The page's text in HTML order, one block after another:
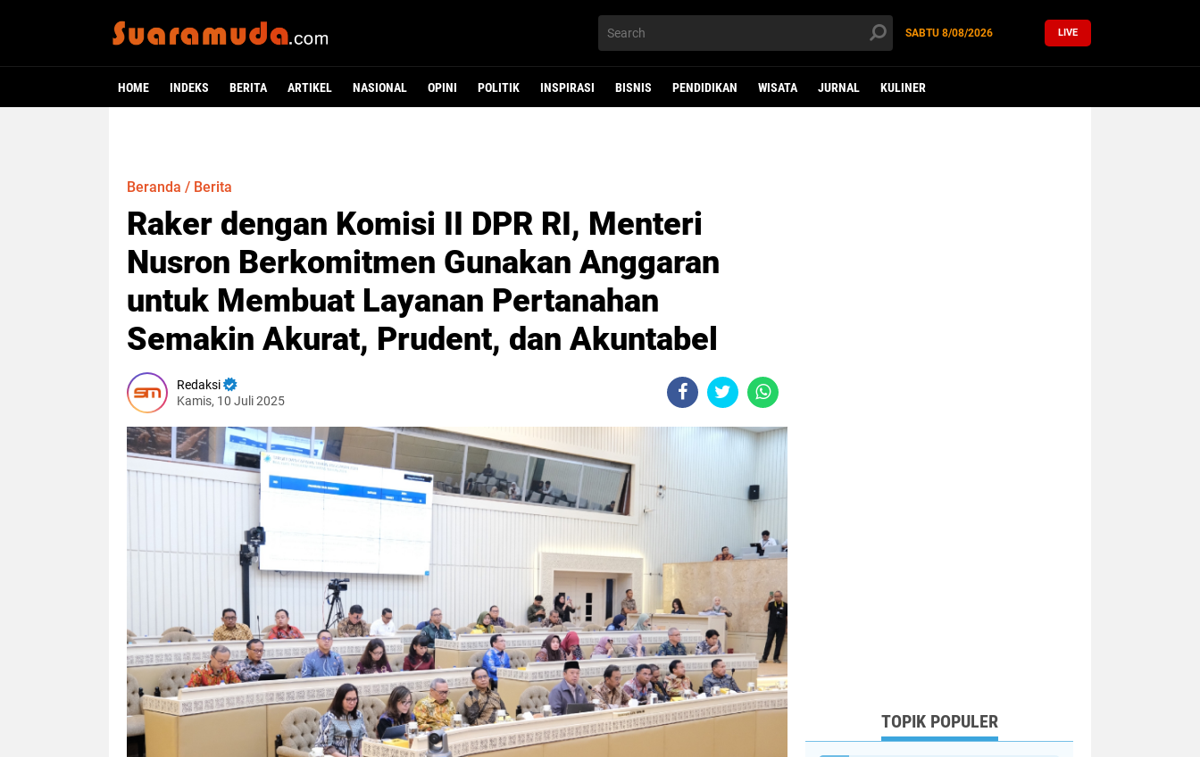
SABTU 8/08/2026 LIVE
HOME INDEKS BERITA ARTIKEL NASIONAL OPINI POLITIK INSPIRASI BISNIS PENDIDIKAN WISATA JURNAL KULINER
Beranda / Berita
Raker dengan Komisi II DPR RI, Menteri
Nusron Berkomitmen Gunakan Anggaran
untuk Membuat Layanan Pertanahan
Semakin Akurat, Prudent, dan Akuntabel
Redaksi
Kamis, 10 Juli 2025
TOPIK POPULER